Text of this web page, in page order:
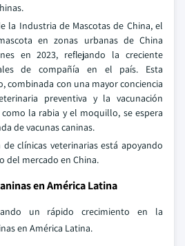
la Industria de Mascotas de China, el
en zonas urbanas de China
en 2023, reflejando la creciente
de compañía en el país. Esta
combinada con una mayor conciencia
preventiva y la vacunación
la rabia y el moquillo, se espera
de vacunas caninas.
clínicas veterinarias está apoyando
del mercado en China.
en América Latina
un rápido crecimiento en la
en América Latina.